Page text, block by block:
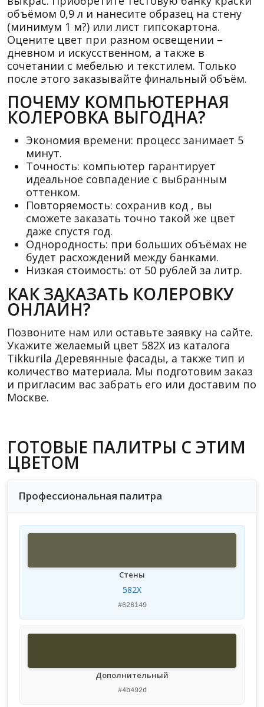
объёмом 0,9 л и нанесите образец на стену
(минимум 1 м?) или лист гипсокартона.
Оцените цвет при разном освещении –
дневном и искусственном, а также в
сочетании с мебелью и текстилем. Только
после этого заказывайте финальный объём.
ПОЧЕМУ КОМПЬЮТЕРНАЯ
КОЛЕРОВКА ВЫГОДНА?
Экономия времени: процесс занимает 5
минут.
Точность: компьютер гарантирует
идеальное совпадение с выбранным
оттенком.
Повторяемость: сохранив код , вы
сможете заказать точно такой же цвет
даже спустя год.
Однородность: при больших объёмах не
будет расхождений между банками.
Низкая стоимость: от 50 рублей за литр.
КАК ЗАКАЗАТЬ КОЛЕРОВКУ
ОНЛАЙН?
Позвоните нам или оставьте заявку на сайте.
Укажите желаемый цвет 582X из каталога
Tikkurila Деревянные фасады, а также тип и
количество материала. Мы подготовим заказ
и пригласим вас забрать его или доставим по
Москве.
ГОТОВЫЕ ПАЛИТРЫ С ЭТИМ
ЦВЕТОМ
Профессиональная палитра
Стены
582X
#626149
Дополнительный
#4b492d